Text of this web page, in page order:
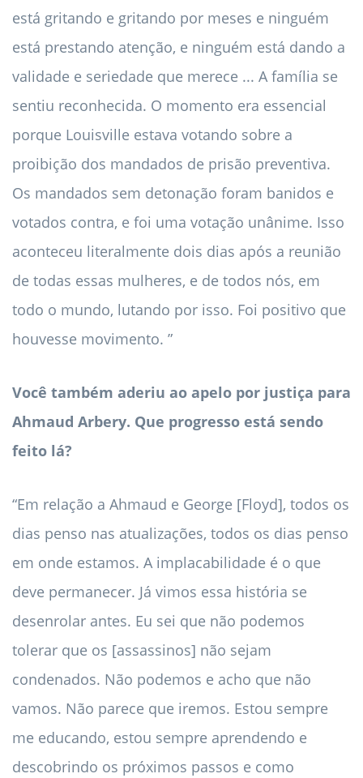
está gritando e gritando por meses e ninguém
está prestando atenção, e ninguém está dando a
validade e seriedade que merece ... A família se
sentiu reconhecida. O momento era essencial
porque Louisville estava votando sobre a
proibição dos mandados de prisão preventiva.
Os mandados sem detonação foram banidos e
votados contra, e foi uma votação unânime. Isso
aconteceu literalmente dois dias após a reunião
de todas essas mulheres, e de todos nós, em
todo o mundo, lutando por isso. Foi positivo que
houvesse movimento. ”
Você também aderiu ao apelo por justiça para
Ahmaud Arbery. Que progresso está sendo
feito lá?
“Em relação a Ahmaud e George [Floyd], todos os
dias penso nas atualizações, todos os dias penso
em onde estamos. A implacabilidade é o que
deve permanecer. Já vimos essa história se
desenrolar antes. Eu sei que não podemos
tolerar que os [assassinos] não sejam
condenados. Não podemos e acho que não
vamos. Não parece que iremos. Estou sempre
me educando, estou sempre aprendendo e
descobrindo os próximos passos e como